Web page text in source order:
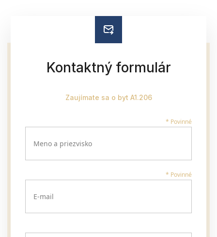
Kontaktný formulár
Zaujímate sa o byt A1.206
* Povinné
Meno a priezvisko
* Povinné
E-mail